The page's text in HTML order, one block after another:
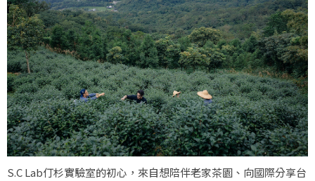
S.C Lab仃杉實驗室的初心，來自想陪伴老家茶園、向國際分享台